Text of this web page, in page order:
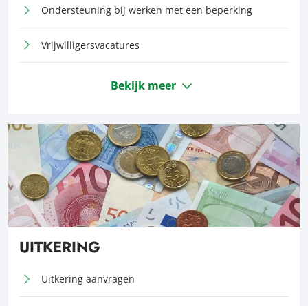
Ondersteuning bij werken met een beperking
Vrijwilligersvacatures
Bekijk meer
UITKERING
Uitkering aanvragen